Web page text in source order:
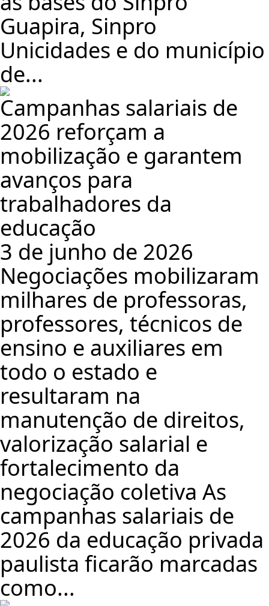
Guapira, Sinpro
Unicidades e do município
de...
Campanhas salariais de
2026 reforçam a
mobilização e garantem
avanços para
trabalhadores da
educação
3 de junho de 2026
Negociações mobilizaram
milhares de professoras,
professores, técnicos de
ensino e auxiliares em
todo o estado e
resultaram na
manutenção de direitos,
valorização salarial e
fortalecimento da
negociação coletiva As
campanhas salariais de
2026 da educação privada
paulista ficarão marcadas
como...